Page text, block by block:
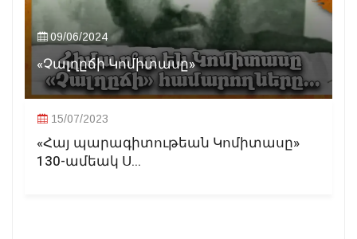
09/06/2024
«Չալղըճի Կոմիտասը»
15/07/2023
«Հայ պարագիտութեան Կոմիտասը»
130-ամեակ Ս...